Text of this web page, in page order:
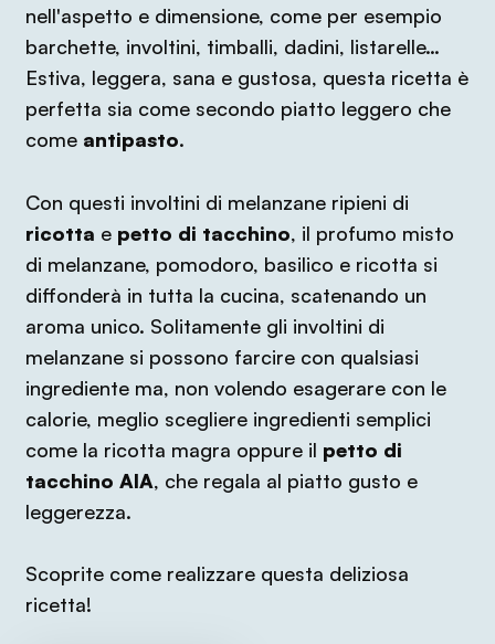
nell'aspetto e dimensione, come per esempio
barchette, involtini, timballi, dadini, listarelle…
Estiva, leggera, sana e gustosa, questa ricetta è
perfetta sia come secondo piatto leggero che
come antipasto.
Con questi involtini di melanzane ripieni di
ricotta e petto di tacchino, il profumo misto
di melanzane, pomodoro, basilico e ricotta si
diffonderà in tutta la cucina, scatenando un
aroma unico. Solitamente gli involtini di
melanzane si possono farcire con qualsiasi
ingrediente ma, non volendo esagerare con le
calorie, meglio scegliere ingredienti semplici
come la ricotta magra oppure il petto di
tacchino AIA, che regala al piatto gusto e
leggerezza.
Scoprite come realizzare questa deliziosa
ricetta!